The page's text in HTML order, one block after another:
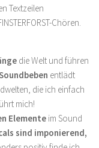
Textzeilen
Chören.
die Welt und führen
entlädt
die ich einfach
mich!
Elemente im Sound
sind imponierend,